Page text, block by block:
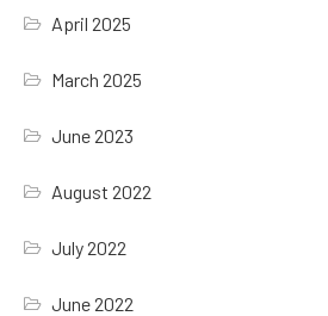
April 2025
March 2025
June 2023
August 2022
July 2022
June 2022